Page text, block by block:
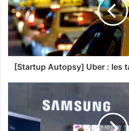
[Startup Autopsy] Uber : les